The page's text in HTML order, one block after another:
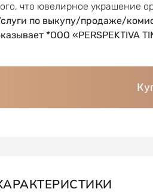
что ювелирное украшение
по выкупу/продаже/
*OOO «PERSPEKTIVA